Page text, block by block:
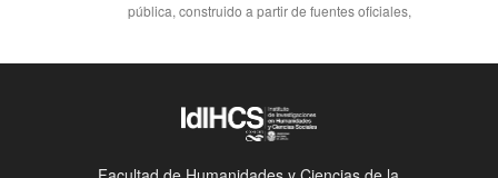
pública, construido a partir de fuentes oficiales,